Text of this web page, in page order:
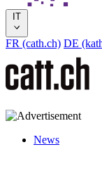
IT
FR (cath.ch) DE
News